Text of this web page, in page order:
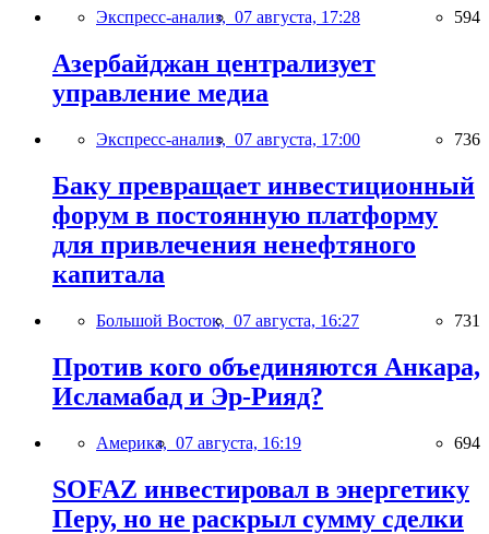
Экспресс-анализ, 07 августа, 17:28 594
Азербайджан централизует
управление медиа
Экспресс-анализ, 07 августа, 17:00 736
Баку превращает инвестиционный
форум в постоянную платформу
для привлечения ненефтяного
капитала
Большой Восток, 07 августа, 16:27 731
Против кого объединяются Анкара,
Исламабад и Эр-Рияд?
Америка, 07 августа, 16:19 694
SOFAZ инвестировал в энергетику
Перу, но не раскрыл сумму сделки